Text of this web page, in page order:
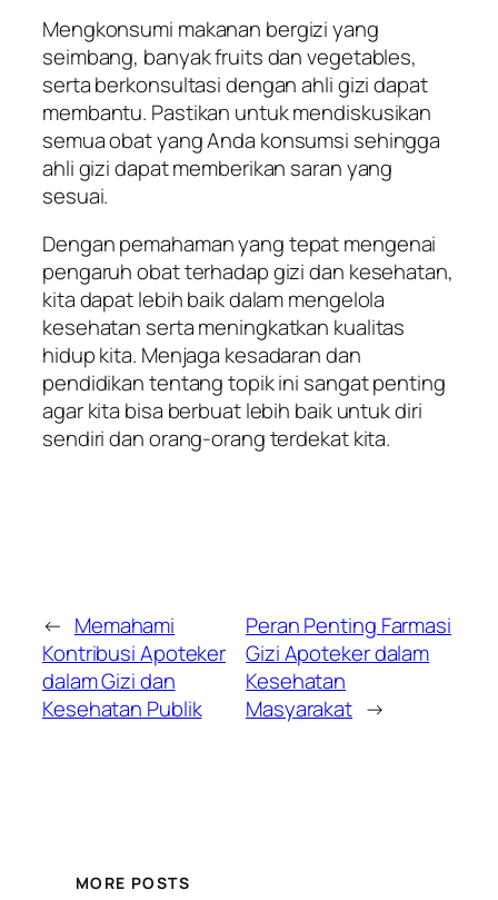
Mengkonsumi makanan bergizi yang
seimbang, banyak fruits dan vegetables,
serta berkonsultasi dengan ahli gizi dapat
membantu. Pastikan untuk mendiskusikan
semua obat yang Anda konsumsi sehingga
ahli gizi dapat memberikan saran yang
sesuai.
Dengan pemahaman yang tepat mengenai
pengaruh obat terhadap gizi dan kesehatan,
kita dapat lebih baik dalam mengelola
kesehatan serta meningkatkan kualitas
hidup kita. Menjaga kesadaran dan
pendidikan tentang topik ini sangat penting
agar kita bisa berbuat lebih baik untuk diri
sendiri dan orang-orang terdekat kita.
← Memahami
Kontribusi Apoteker
dalam Gizi dan
Kesehatan Publik
Peran Penting Farmasi
Gizi Apoteker dalam
Kesehatan
Masyarakat →
MORE POSTS